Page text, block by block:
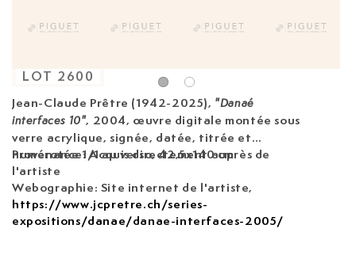
Jean-Claude Prêtre (1942-2025), "Danaé
interfaces 10", 2004, œuvre digitale montée sous
verre acrylique, signée, datée, titrée et
numérotée 1/1 au verso, 42,5x140 cm
Provenance: Acquis directement auprès de
l'artiste
Webographie: Site internet de l'artiste,
https://www.jcpretre.ch/series-
expositions/danae/danae-interfaces-2005/
LOT 2600